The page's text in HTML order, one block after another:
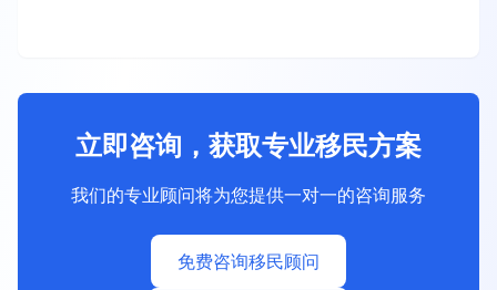
立即咨询，获取专业移民方案
我们的专业顾问将为您提供一对一的咨询服务
免费咨询移民顾问